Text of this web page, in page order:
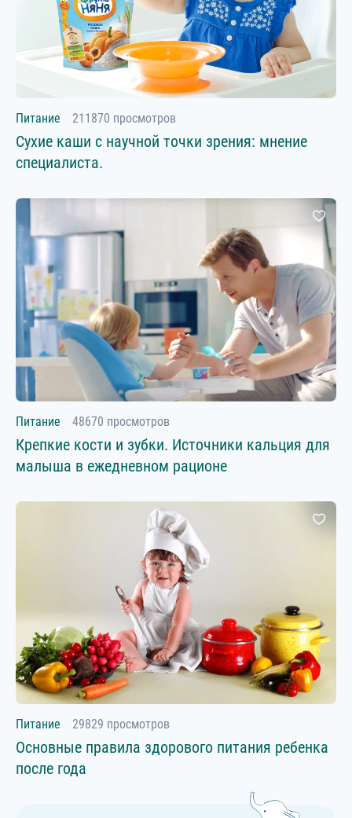
Питание 211870 просмотров
Сухие каши с научной точки зрения: мнение
специалиста.
Питание 48670 просмотров
Крепкие кости и зубки. Источники кальция для
малыша в ежедневном рационе
Питание 29829 просмотров
Основные правила здорового питания ребенка
после года